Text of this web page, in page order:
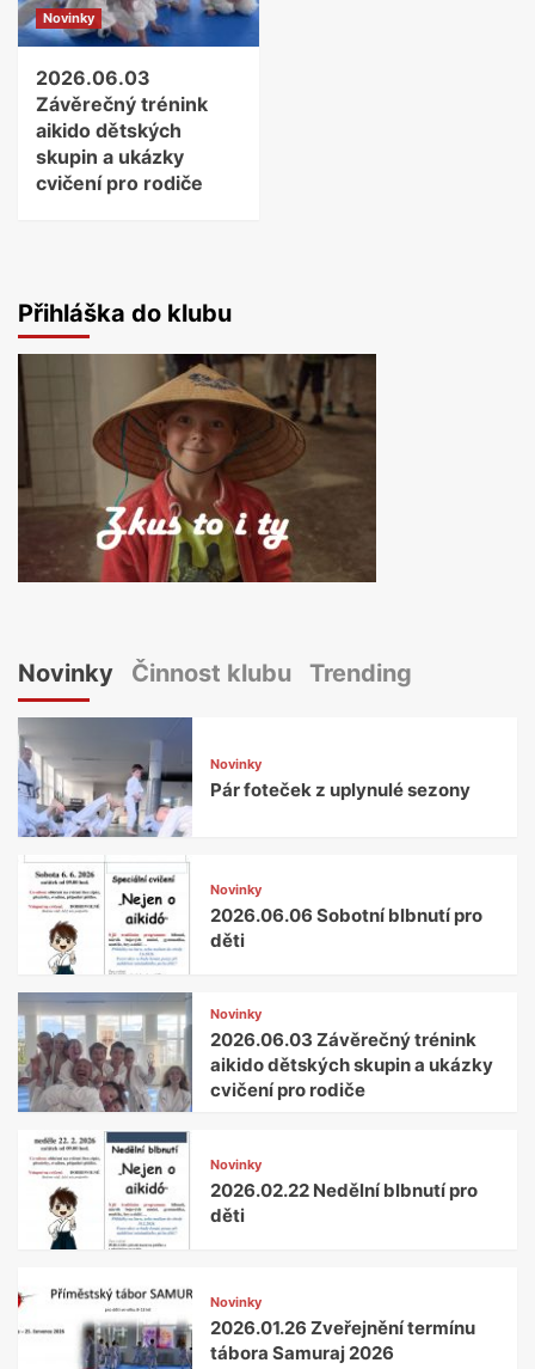
Novinky
2026.06.03
Závěrečný trénink
aikido dětských
skupin a ukázky
cvičení pro rodiče
Přihláška do klubu
Novinky Činnost klubu Trending
Novinky
Pár foteček z uplynulé sezony
Novinky
2026.06.06 Sobotní blbnutí pro
děti
Novinky
2026.06.03 Závěrečný trénink
aikido dětských skupin a ukázky
cvičení pro rodiče
Novinky
2026.02.22 Nedělní blbnutí pro
děti
Novinky
2026.01.26 Zveřejnění termínu
tábora Samuraj 2026